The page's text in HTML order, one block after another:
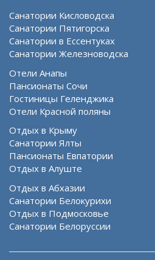
Санатории Кисловодска
Санатории Пятигорска
Санатории в Ессентуках
Санатории Железноводска
Отели Анапы
Пансионаты Сочи
Гостиницы Геленджика
Отели Красной поляны
Отдых в Крыму
Санатории Ялты
Пансионаты Евпатории
Отдых в Алуште
Отдых в Абхазии
Санатории Белокурихи
Отдых в Подмосковье
Санатории Белоруссии